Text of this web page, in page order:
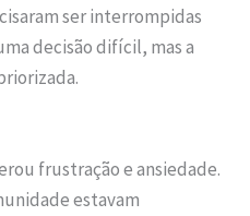
ser interrompidas
decisão difícil, mas a
frustração e ansiedade.
estavam